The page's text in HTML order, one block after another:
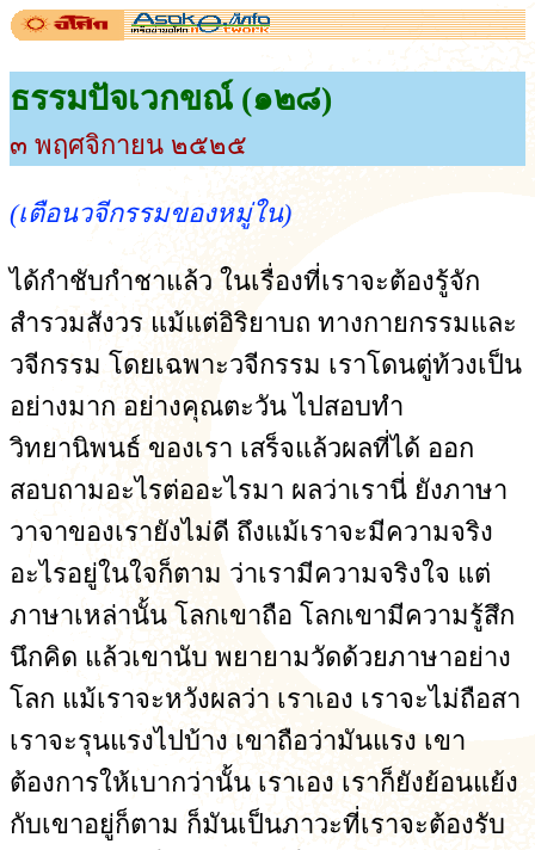
ธรรมปัจเวกขณ์ (๑๒๘)
๓ พฤศจิกายน ๒๕๒๕
(เตือนวจีกรรมของหมู่ใน)
ได้กำชับกำชาแล้ว ในเรื่องที่เราจะต้องรู้จัก
สำรวมสังวร แม้แต่อิริยาบถ ทางกายกรรมและ
วจีกรรม โดยเฉพาะวจีกรรม เราโดนตู่ท้วงเป็น
อย่างมาก อย่างคุณตะวัน ไปสอบทำ
วิทยานิพนธ์ ของเรา เสร็จแล้วผลที่ได้ ออก
สอบถามอะไรต่ออะไรมา ผลว่าเรานี่ ยังภาษา
วาจาของเรายังไม่ดี ถึงแม้เราจะมีความจริง
อะไรอยู่ในใจก็ตาม ว่าเรามีความจริงใจ แต่
ภาษาเหล่านั้น โลกเขาถือ โลกเขามีความรู้สึก
นึกคิด แล้วเขานับ พยายามวัดด้วยภาษาอย่าง
โลก แม้เราจะหวังผลว่า เราเอง เราจะไม่ถือสา
เราจะรุนแรงไปบ้าง เขาถือว่ามันแรง เขา
ต้องการให้เบากว่านั้น เราเอง เราก็ยังย้อนแย้ง
กับเขาอยู่ก็ตาม ก็มันเป็นภาวะที่เราจะต้องรับ